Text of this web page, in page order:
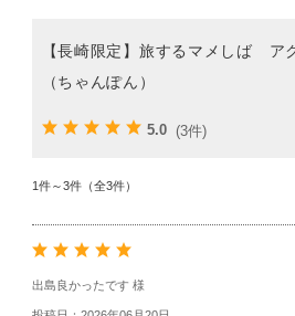
【長崎限定】旅するマメしば ア
（ちゃんぽん）
5.0 (3件)
1件～3件（全3件）
出島良かったです 様